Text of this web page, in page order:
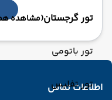
تور گرجستان(مشاهده
تور باتومی
تور تفلیس
اطلاعات تماس